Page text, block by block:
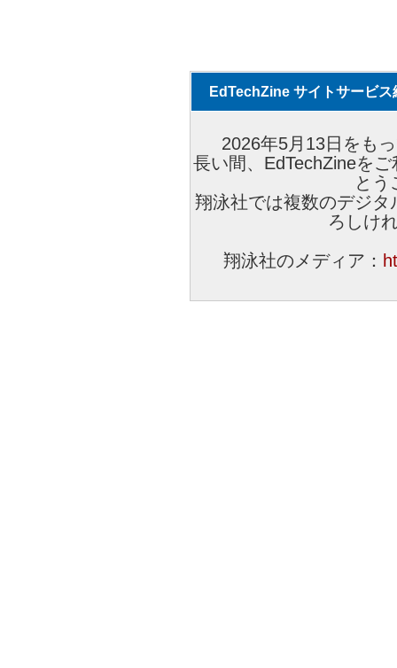
EdTechZine サイトサービス
2026年5月13日をも
長い間、EdTechZineを
とう
翔泳社では複数のデジ
ろしけ
翔泳社のメディア：